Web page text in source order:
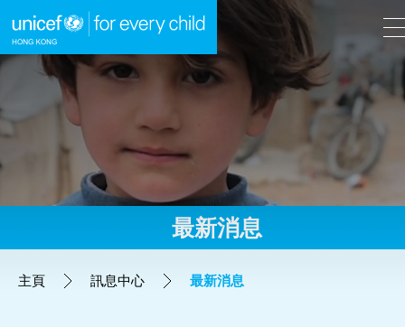
跳到內容（按回車鍵）
A A EN 繁
最新消息
主頁 訊息中心 最新消息